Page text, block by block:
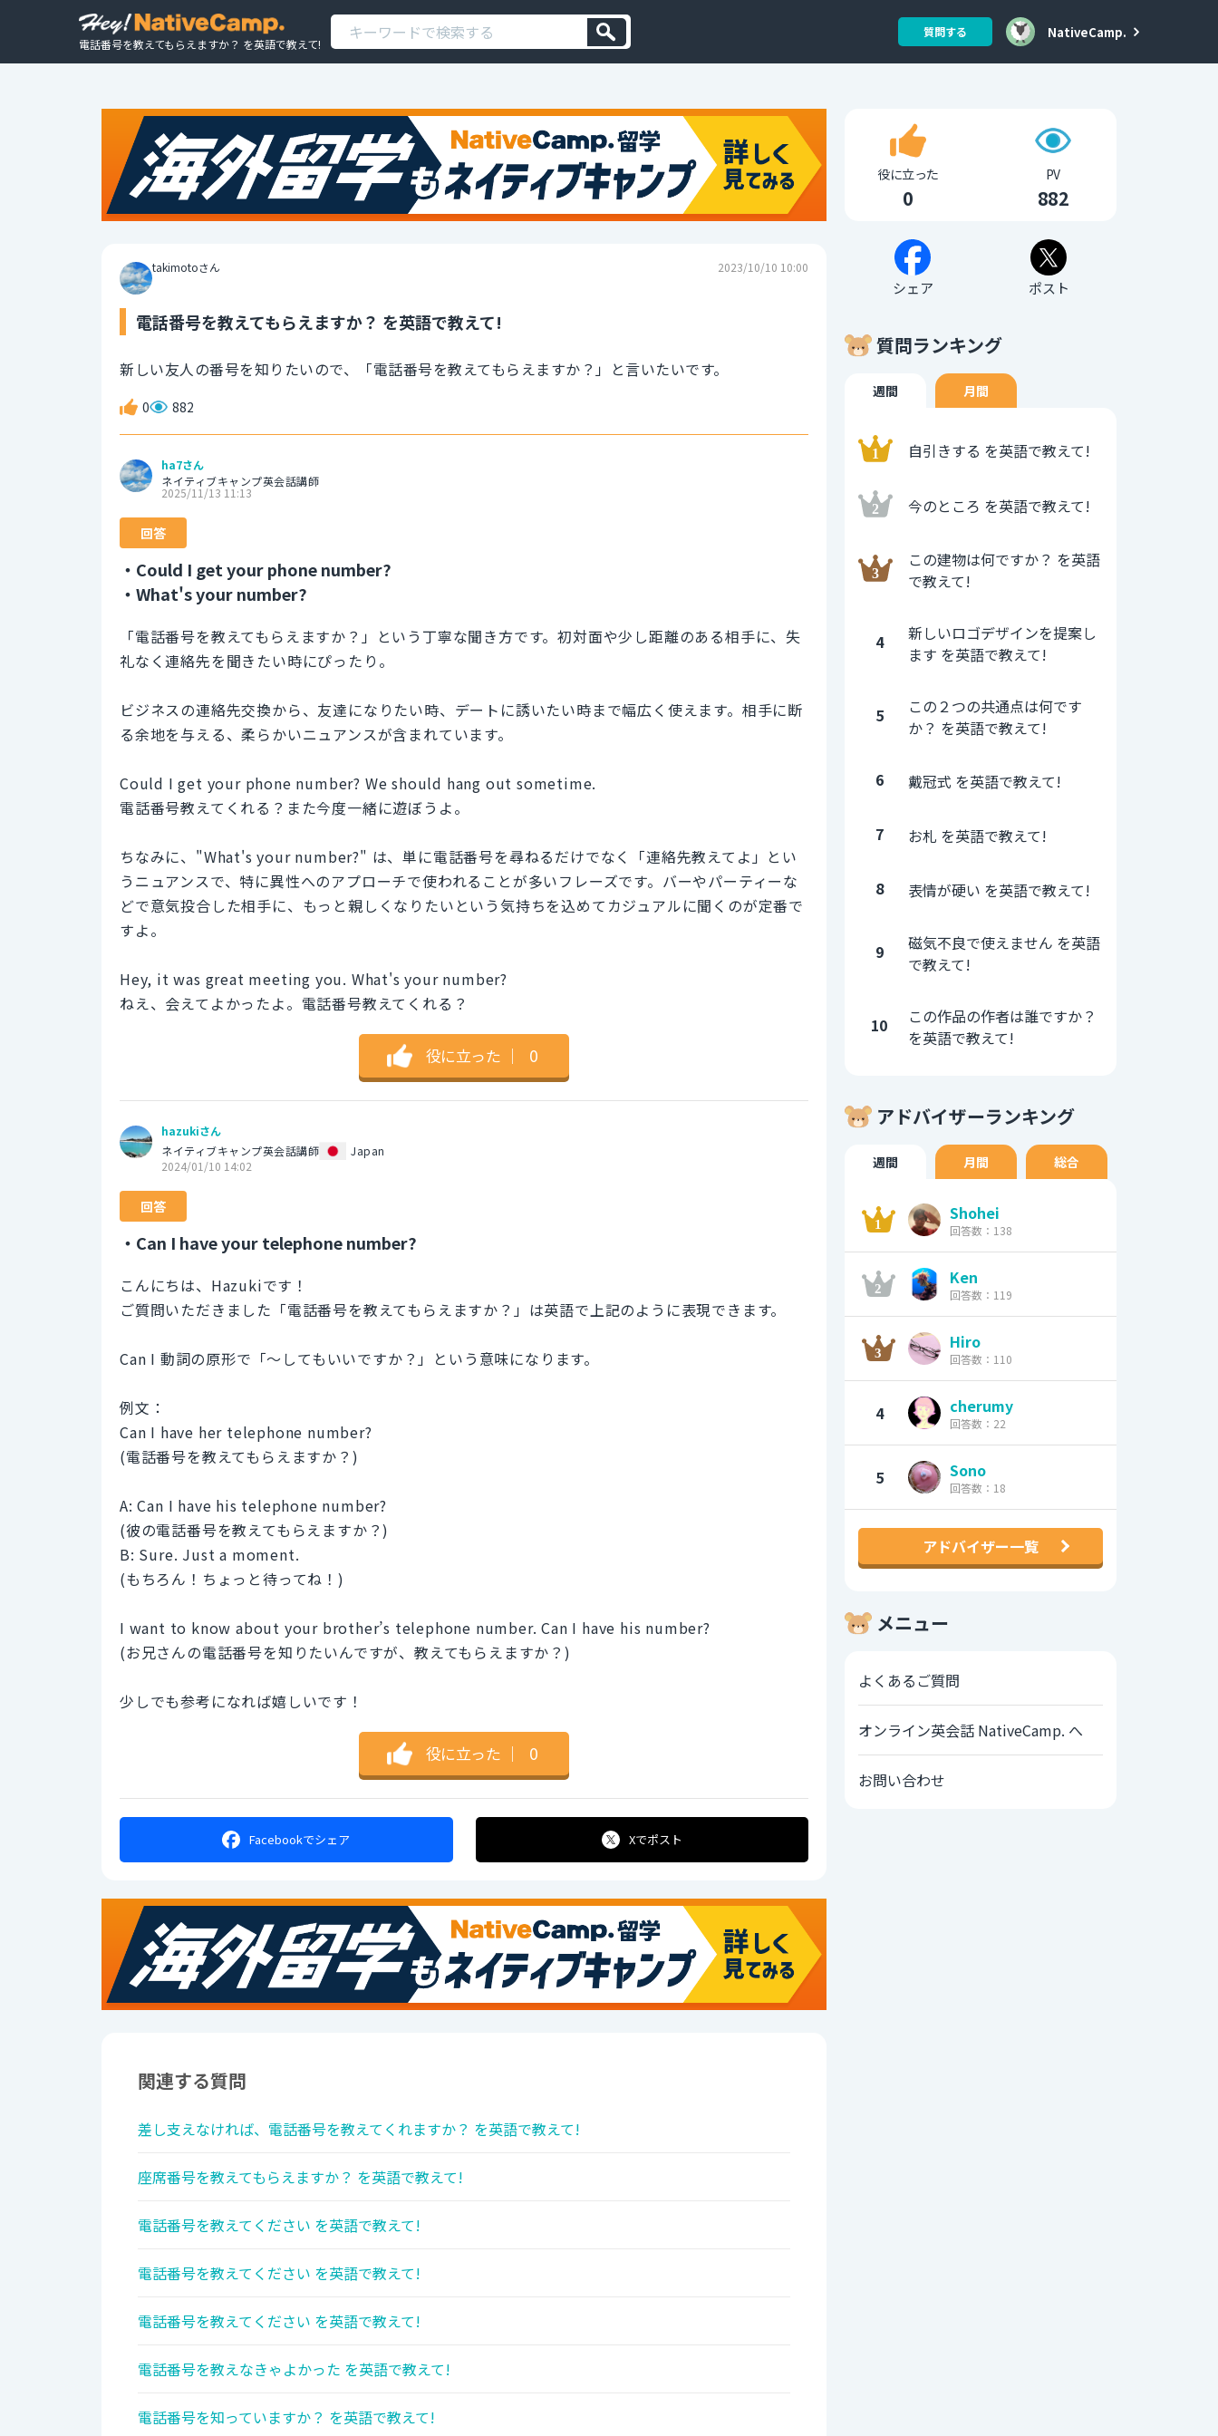
電話番号を教えてもらえますか？ を英語で教えて!
質問する NativeCamp.
takimotoさん 2023/10/10 10:00
電話番号を教えてもらえますか？ を英語で教えて!
新しい友人の番号を知りたいので、「電話番号を教えてもらえますか？」と言いたいです。
0 882
ha7さん
ネイティブキャンプ英会話講師
2025/11/13 11:13
回答
・Could I get your phone number?
・What's your number?
「電話番号を教えてもらえますか？」という丁寧な聞き方です。初対面や少し距離のある相手に、失
礼なく連絡先を聞きたい時にぴったり。
ビジネスの連絡先交換から、友達になりたい時、デートに誘いたい時まで幅広く使えます。相手に断
る余地を与える、柔らかいニュアンスが含まれています。
Could I get your phone number? We should hang out sometime.
電話番号教えてくれる？また今度一緒に遊ぼうよ。
ちなみに、"What's your number?" は、単に電話番号を尋ねるだけでなく「連絡先教えてよ」とい
うニュアンスで、特に異性へのアプローチで使われることが多いフレーズです。バーやパーティーな
どで意気投合した相手に、もっと親しくなりたいという気持ちを込めてカジュアルに聞くのが定番で
すよ。
Hey, it was great meeting you. What's your number?
ねえ、会えてよかったよ。電話番号教えてくれる？
役に立った ｜ 0
hazukiさん
ネイティブキャンプ英会話講師
Japan
2024/01/10 14:02
回答
・Can I have your telephone number?
こんにちは、Hazukiです！
ご質問いただきました「電話番号を教えてもらえますか？」は英語で上記のように表現できます。
Can I 動詞の原形で「〜してもいいですか？」という意味になります。
例文：
Can I have her telephone number?
(電話番号を教えてもらえますか？)
A: Can I have his telephone number?
(彼の電話番号を教えてもらえますか？)
B: Sure. Just a moment.
(もちろん！ちょっと待ってね！)
I want to know about your brother’s telephone number. Can I have his number?
(お兄さんの電話番号を知りたいんですが、教えてもらえますか？)
少しでも参考になれば嬉しいです！
役に立った ｜ 0
Facebookでシェア Xでポスト
関連する質問
差し支えなければ、電話番号を教えてくれますか？ を英語で教えて!
座席番号を教えてもらえますか？ を英語で教えて!
電話番号を教えてください を英語で教えて!
電話番号を教えてください を英語で教えて!
電話番号を教えてください を英語で教えて!
電話番号を教えなきゃよかった を英語で教えて!
電話番号を知っていますか？ を英語で教えて!
役に立った
0
PV
882
シェア ポスト
質問ランキング
週間 月間
自引きする を英語で教えて!
今のところ を英語で教えて!
この建物は何ですか？ を英語
で教えて!
4
新しいロゴデザインを提案し
ます を英語で教えて!
5
この２つの共通点は何です
か？ を英語で教えて!
6 戴冠式 を英語で教えて!
7 お札 を英語で教えて!
8 表情が硬い を英語で教えて!
9
磁気不良で使えません を英語
で教えて!
10
この作品の作者は誰ですか？
を英語で教えて!
アドバイザーランキング
週間 月間 総合
Shohei
回答数：138
Ken
回答数：119
Hiro
回答数：110
4 cherumy
回答数：22
5 Sono
回答数：18
アドバイザー一覧
メニュー
よくあるご質問
オンライン英会話 NativeCamp. へ
お問い合わせ